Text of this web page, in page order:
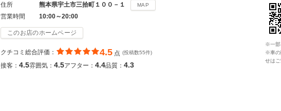
住所
熊本県宇土市三拾町１００－１ MAP
営業時間 10:00～20:00
このお店のホームページ
クチコミ総合評価： 4.5 点 (投稿数55件)
接客： 4.5雰囲気： 4.5アフター： 4.4品質： 4.3
※一部
※車の
せはご